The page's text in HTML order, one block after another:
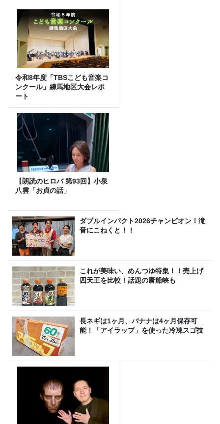
令和8年度「TBSこども音楽コ
ンクール」練馬地区大会レポ
ート
【朗読のヒロバ 第93回】小泉
八雲「お貞の話」
ダブルインパクト2026チャンピオン！滝
音にこねくと！！
これが美味い、めんつゆ特集！！売上げ
四天王を比較！話題の唐船峡も
長ネギは1ヶ月、バナナは4ヶ月保存可
能！「アイラップ」を使った冷凍スゴ技